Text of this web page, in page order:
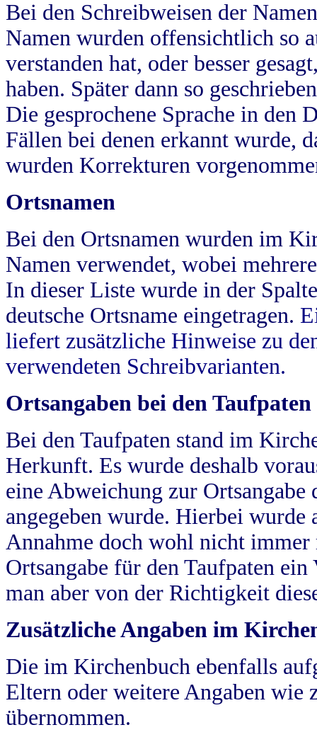
Bei den Schreibweisen der
Namen wurden offensichtlich so
verstanden hat, oder besser
haben. Später dann so
Die gesprochene Sprache in
Fällen bei denen erkannt wurde,
wurden Korrekturen
Ortsnamen
Bei den Ortsnamen wurden im
Namen verwendet, wobei
In dieser Liste wurde in der
deutsche Ortsname eingetragen.
liefert zusätzliche Hinweise zu
verwendeten Schreibvarianten.
Ortsangaben bei den Taufpaten
Bei den Taufpaten stand im
Herkunft. Es wurde deshalb
eine Abweichung zur
angegeben wurde. Hierbei wurde
Annahme doch wohl nicht
Ortsangabe für den Taufpaten
man aber von der Richtigkeit
Zusätzliche Angaben im
Die im Kirchenbuch ebenfalls
Eltern oder weitere Angaben wie
übernommen.